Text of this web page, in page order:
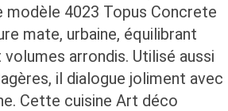
modèle 4023 Topus Concrete
mate, urbaine, équilibrant
arrondis. Utilisé aussi
il dialogue joliment avec
Cette cuisine Art déco